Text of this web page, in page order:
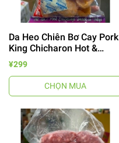
Da Heo Chiên Bơ Cay Pork
King Chicharon Hot &
Vinegar 60g
¥299
CHỌN MUA